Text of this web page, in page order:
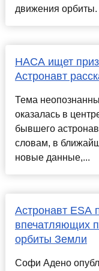
движения орбиты.
НАСА ищет
Астронавт
Тема
оказалась в
бывшего
словам, в
новые данные,...
Астронавт ESA
впечатляющих
орбиты Земли
Софи Адено